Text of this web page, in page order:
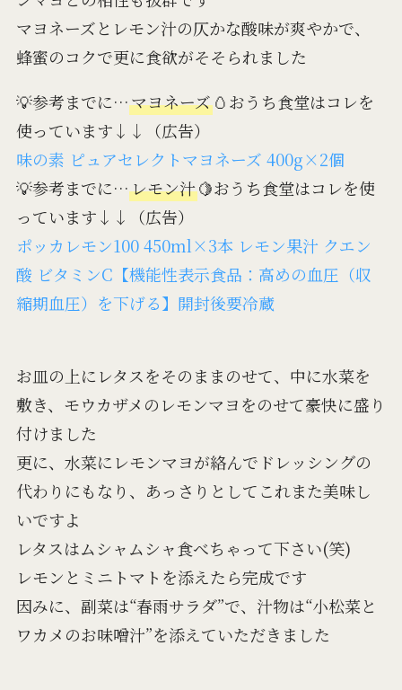
マヨネーズとレモン汁の仄かな酸味が爽やかで、
蜂蜜のコクで更に食欲がそそられました
💡参考までに…マヨネーズ🥚おうち食堂はコレを
使っています↓↓（広告）
味の素 ピュアセレクトマヨネーズ 400g×2個
💡参考までに…レモン汁🍋おうち食堂はコレを使
っています↓↓（広告）
ポッカレモン100 450ml×3本 レモン果汁 クエン
酸 ビタミンC【機能性表示食品：高めの血圧（収
縮期血圧）を下げる】開封後要冷蔵
お皿の上にレタスをそのままのせて、中に水菜を
敷き、モウカザメのレモンマヨをのせて豪快に盛り
付けました
更に、水菜にレモンマヨが絡んでドレッシングの
代わりにもなり、あっさりとしてこれまた美味し
いですよ
レタスはムシャムシャ食べちゃって下さい(笑)
レモンとミニトマトを添えたら完成です
因みに、副菜は“春雨サラダ”で、汁物は“小松菜と
ワカメのお味噌汁”を添えていただきました